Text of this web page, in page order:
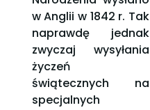
w Anglii w 1842 r. Tak
naprawdę jednak
zwyczaj wysyłania
życzeń
świątecznych na
specjalnych